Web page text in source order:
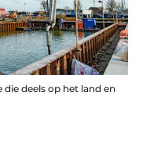
deels op het land en